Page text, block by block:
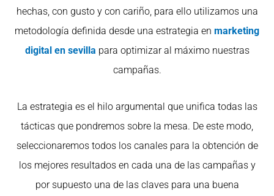
hechas, con gusto y con cariño, para ello utilizamos una
metodología definida desde una estrategia en marketing
digital en sevilla para optimizar al máximo nuestras
campañas.
La estrategia es el hilo argumental que unifica todas las
tácticas que pondremos sobre la mesa. De este modo,
seleccionaremos todos los canales para la obtención de
los mejores resultados en cada una de las campañas y
por supuesto una de las claves para una buena